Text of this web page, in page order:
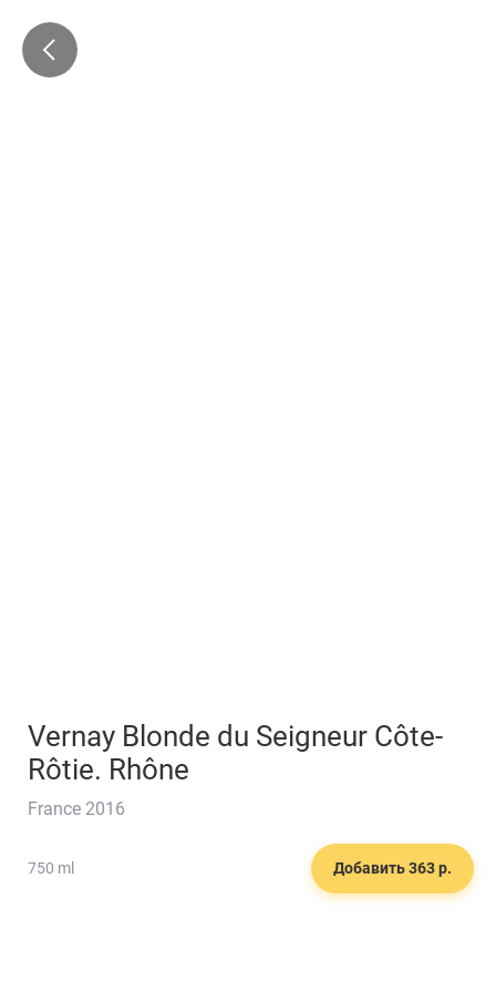
Vernay Blonde du Seigneur Côte-
Rôtie. Rhône
France 2016
750 ml Добавить 363 р.